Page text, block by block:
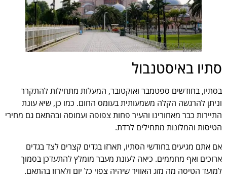
סתיו באיסטנבול
בסתיו, בחודשים ספטמבר ואוקטובר, המעלות מתחילות להתקרר
וניתן להרגשה הקלה משמעותית בעומס החום. כמו כן, שיא עונת
התיירות כבר מאחורינו והעיר פחות צפופה ועמוסה ובהתאם גם מחירי
הטיסות והמלונות מתחילים לרדת.
אם אתם מגיעים בחודשי הסתיו, תארזו בגדים קצרים לצד בגדים
ארוכים ואף מחממים. כיאה לעונת מעבר מומלץ להתעדכן בסמוך
למועד הטיסה מה מזג האוויר שיהיה צפוי כל יום ולארוז בהתאם.